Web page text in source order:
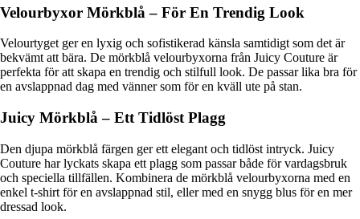
Velourbyxor Mörkblå – För En Trendig Look
Velourtyget ger en lyxig och sofistikerad känsla samtidigt som det är
bekvämt att bära. De mörkblå velourbyxorna från Juicy Couture är
perfekta för att skapa en trendig och stilfull look. De passar lika bra för
en avslappnad dag med vänner som för en kväll ute på stan.
Juicy Mörkblå – Ett Tidlöst Plagg
Den djupa mörkblå färgen ger ett elegant och tidlöst intryck. Juicy
Couture har lyckats skapa ett plagg som passar både för vardagsbruk
och speciella tillfällen. Kombinera de mörkblå velourbyxorna med en
enkel t-shirt för en avslappnad stil, eller med en snygg blus för en mer
dressad look.